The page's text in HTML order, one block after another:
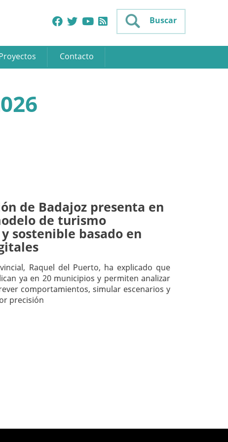
Buscar
Contacto
de Badajoz presenta en
de turismo
sostenible basado en
Raquel del Puerto, ha explicado que
ya en 20 municipios y permiten analizar
comportamientos, simular escenarios y
precisión